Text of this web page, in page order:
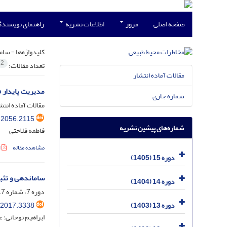
صفحه اصلی مرور اطلاعات نشریه راهنمای
کلیدواژه‌ها =
تعداد مقالات: 2
مدیریت
مقالات آماده
فاطمه فلاحتی
مشاهده مقاله
ساماندهی و
دوره 7، شماره 17، آبان 1397، صفحه
ابراهیم
مقالات آماده انتشار
شماره جاری
شماره‌های پیشین نشریه
دوره 15 (1405)
دوره 14 (1404)
دوره 13 (1403)